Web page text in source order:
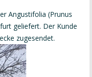
Angustifolia (Prunus
geliefert. Der Kunde
zugesendet.